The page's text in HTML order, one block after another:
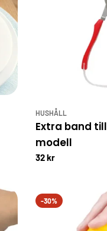
HUSHÅLL
Extra band
modell
32 kr
-30%